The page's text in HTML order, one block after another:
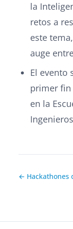
la
retos a
este
auge
El evento
primer fin
en la
← Hackathones